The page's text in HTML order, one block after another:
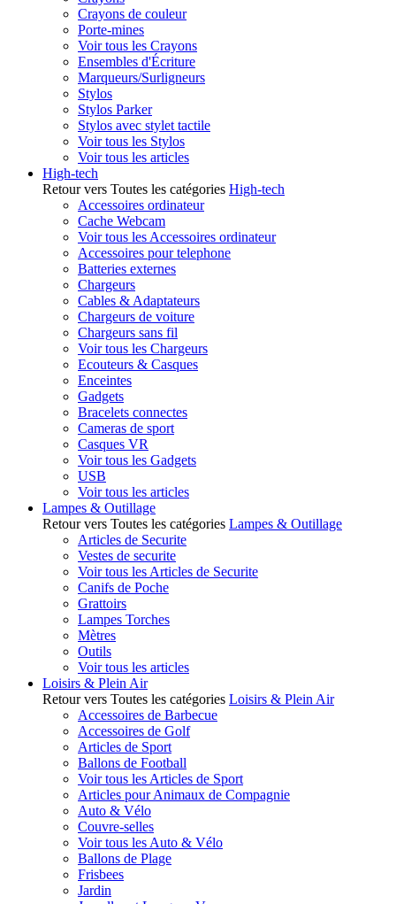
Crayons de couleur
Porte-mines
Voir tous les Crayons
Ensembles d'Écriture
Marqueurs/Surligneurs
Stylos
Stylos Parker
Stylos avec stylet tactile
Voir tous les Stylos
Voir tous les articles
High-tech
Retour vers Toutes les catégories High-tech
Accessoires ordinateur
Cache Webcam
Voir tous les Accessoires ordinateur
Accessoires pour telephone
Batteries externes
Chargeurs
Cables & Adaptateurs
Chargeurs de voiture
Chargeurs sans fil
Voir tous les Chargeurs
Ecouteurs & Casques
Enceintes
Gadgets
Bracelets connectes
Cameras de sport
Casques VR
Voir tous les Gadgets
USB
Voir tous les articles
Lampes & Outillage
Retour vers Toutes les catégories Lampes & Outillage
Articles de Securite
Vestes de securite
Voir tous les Articles de Securite
Canifs de Poche
Grattoirs
Lampes Torches
Mètres
Outils
Voir tous les articles
Loisirs & Plein Air
Retour vers Toutes les catégories Loisirs & Plein Air
Accessoires de Barbecue
Accessoires de Golf
Articles de Sport
Ballons de Football
Voir tous les Articles de Sport
Articles pour Animaux de Compagnie
Auto & Vélo
Couvre-selles
Voir tous les Auto & Vélo
Ballons de Plage
Frisbees
Jardin